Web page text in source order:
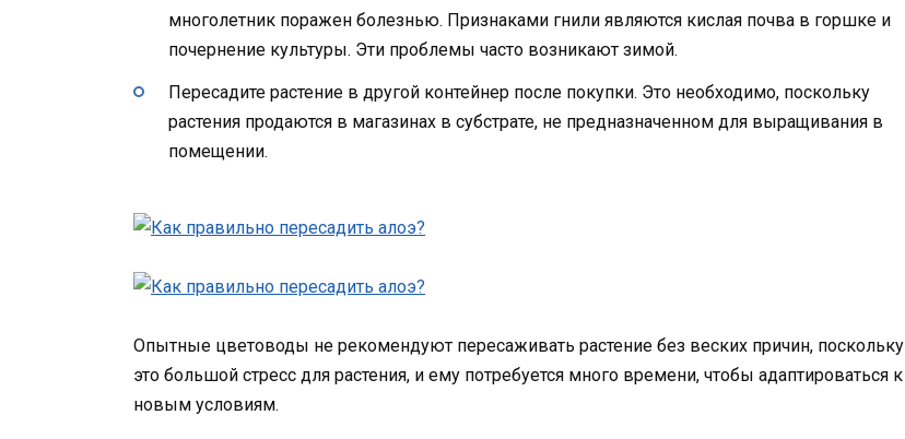
многолетник поражен болезнью. Признаками гнили являются кислая почва в горшке и
почернение культуры. Эти проблемы часто возникают зимой.
Пересадите растение в другой контейнер после покупки. Это необходимо, поскольку
растения продаются в магазинах в субстрате, не предназначенном для выращивания в
помещении.
Опытные цветоводы не рекомендуют пересаживать растение без веских причин, поскольку
это большой стресс для растения, и ему потребуется много времени, чтобы адаптироваться к
новым условиям.